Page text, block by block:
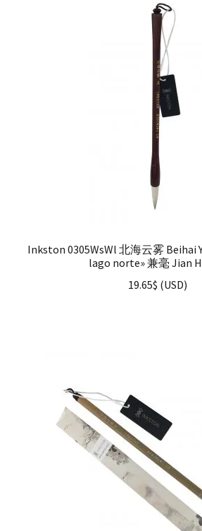
Inkston 0305WsWl 北海云雾 Beihai
lago norte» 兼毫 Jian
19.65$ (USD)